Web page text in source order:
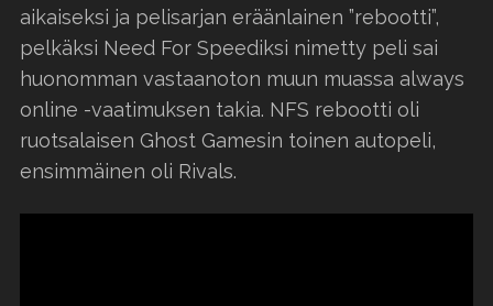
aikaiseksi ja pelisarjan eräänlainen ”rebootti”,
pelkäksi Need For Speediksi nimetty peli sai
huonomman vastaanoton muun muassa always
online -vaatimuksen takia. NFS rebootti oli
ruotsalaisen Ghost Gamesin toinen autopeli,
ensimmäinen oli Rivals.